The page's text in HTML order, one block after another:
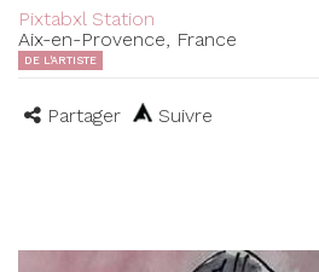
Pixtabxl Station
Aix-en-Provence, France
DE L'ARTISTE
Partager Suivre